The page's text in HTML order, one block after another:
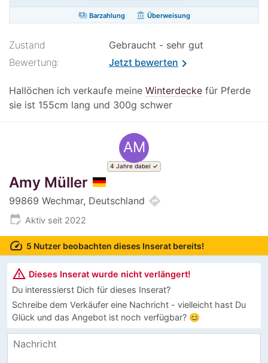
paymentsBarzahlung account_balance Überweisung
Zustand
Gebraucht - sehr gut
Bewertung:
Jetzt bewertenchevron_right
Hallöchen ich verkaufe meine Winterdecke für Pferde
sie ist 155cm lang und 300g schwer
AM
4 Jahre dabei
Amy Müller
99869 Wechmar, Deutschland directions
edit_calendar Aktiv seit 2022
speed 5 Nutzer beobachten dieses Inserat bereits!
warning_amber Dieses Inserat wurde nicht verlängert!
Du interessierst Dich für dieses Inserat?
Schreibe dem Verkäufer eine Nachricht - vielleicht hast Du
Glück und das Angebot ist noch verfügbar? 😊